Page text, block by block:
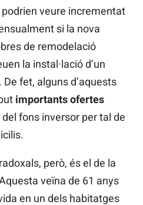
veure incrementat
si la nova
de remodelació
la instal·lació d’un
De fet, alguns d’aquests
importants ofertes
fons inversor per tal de
però, és el de la
veïna de 61 anys
en un dels habitatges